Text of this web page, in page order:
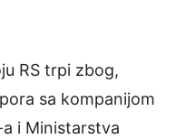
RS trpi zbog,
sa kompanijom
i Ministarstva